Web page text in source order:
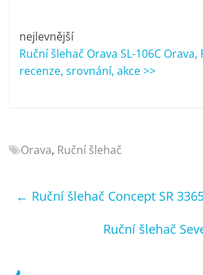
recenze,
pračky,
televize,
bazény
nejlevnější
Ruční šlehač Orava SL-106C Orava,
recenze, srovnání, akce >>
Orava, Ruční šlehač
← Ruční šlehač Concept SR
Ruční šlehač